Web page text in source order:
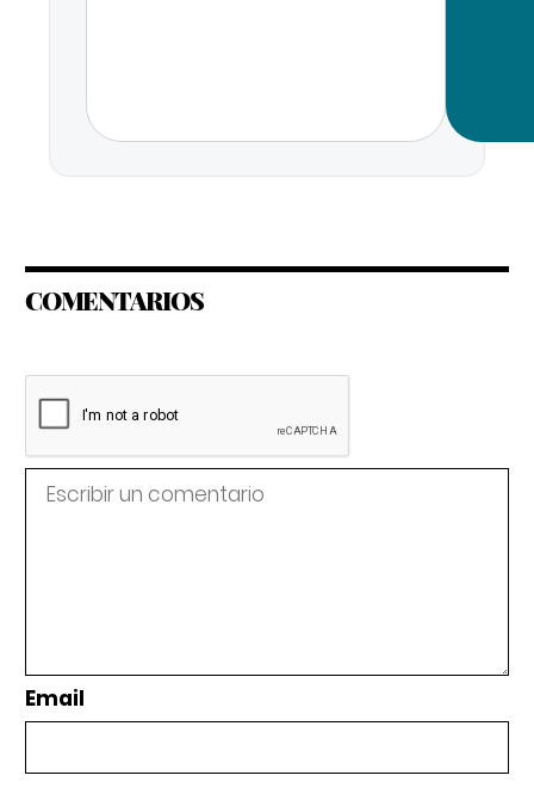
COMENTARIOS
Email